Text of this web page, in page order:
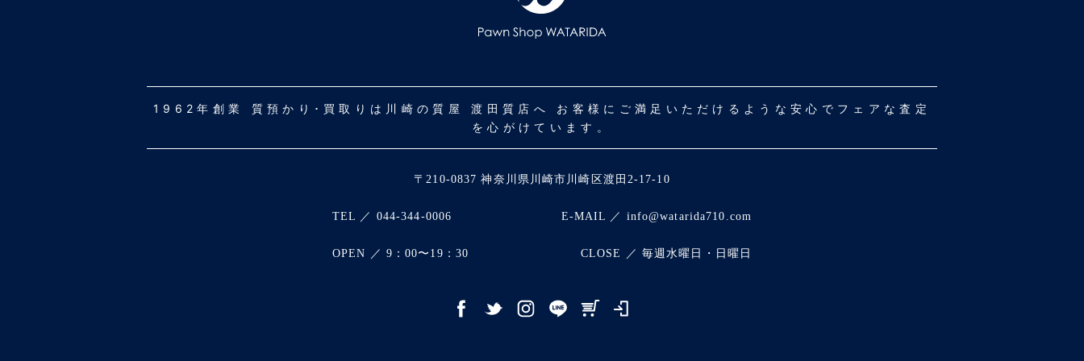
1962年創業 質預かり･買取りは川崎の質屋 渡田質店へ お客様にご満足いただけるような安心でフェアな査定
を心がけています。
〒210-0837 神奈川県川崎市川崎区渡田2-17-10
TEL ／ 044-344-0006 E-MAIL ／ info@watarida710.com
OPEN ／ 9：00〜19：30 CLOSE ／ 毎週水曜日・日曜日